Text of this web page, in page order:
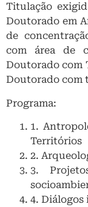
Titulação
Doutorado em
de
com área de
Doutorado com
Doutorado com
Programa:
1.
Territórios
2.
3.
4.